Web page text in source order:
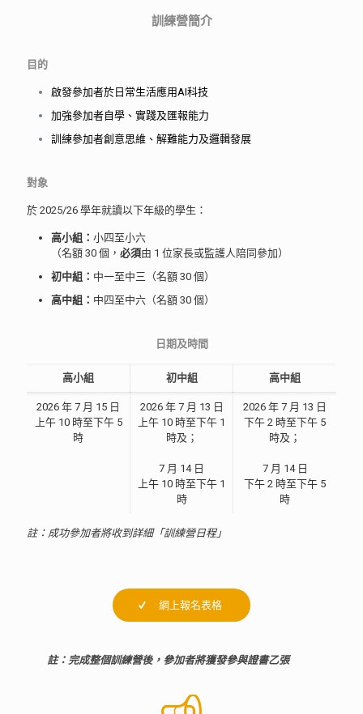
訓練營簡介
目的
啟發參加者於日常生活應用AI科技
加強參加者自學、實踐及匯報能力
訓練參加者創意思維、解難能力及邏輯發展
對象
於 2025/26 學年就讀以下年級的學生：
高小組： 小四至小六
（名額 30 個， 必須由 1 位家長或監護人陪同參加）
初中組： 中一至中三（名額 30 個）
高中組： 中四至中六（名額 30 個）
日期及時間
高小組 初中組 高中組
2026 年 7 月 15 日
上午 10 時至下午 5
時
2026 年 7 月 13 日
上午 10 時至下午 1
時及；
7 月 14 日
上午 10 時至下午 1
時
2026 年 7 月 13 日
下午 2 時至下午 5
時及；
7 月 14 日
下午 2 時至下午 5
時
註：成功參加者將收到詳細「訓練營日程」
網上報名表格
註：完成整個訓練營後，參加者將獲發參與證書乙張